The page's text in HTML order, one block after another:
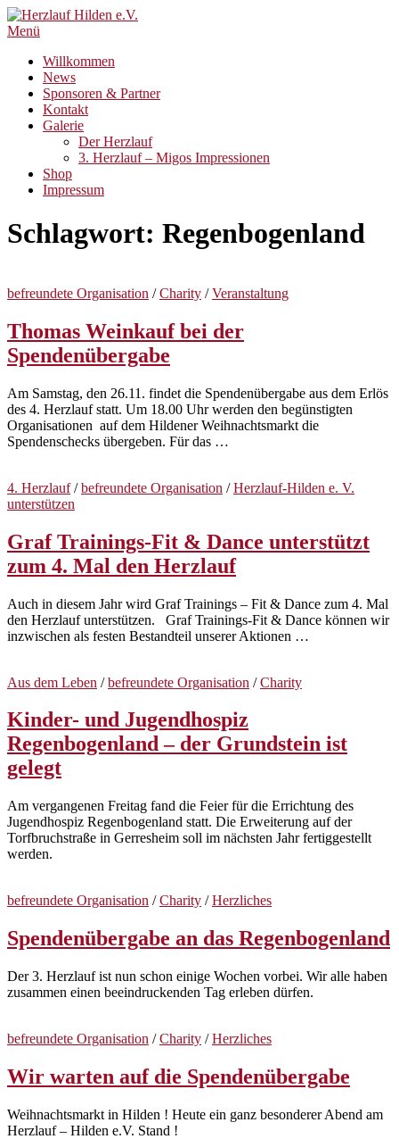
Zum
Inhalt
Menü
Willkommen
News
Sponsoren & Partner
Kontakt
Galerie
Der Herzlauf
3. Herzlauf – Migos Impressionen
Shop
Impressum
Schlagwort: Regenbogenland
befreundete Organisation /Charity /Veranstaltung
Thomas Weinkauf bei der
Spendenübergabe
Am Samstag, den 26.11. findet die Spendenübergabe aus dem Erlös
des 4. Herzlauf statt. Um 18.00 Uhr werden den begünstigten
Organisationen auf dem Hildener Weihnachtsmarkt die
Spendenschecks übergeben. Für das …
4. Herzlauf/befreundete Organisation /Herzlauf-Hilden e. V.
unterstützen
Graf Trainings-Fit & Dance unterstützt
zum 4. Mal den Herzlauf
Auch in diesem Jahr wird Graf Trainings – Fit & Dance zum 4. Mal
den Herzlauf unterstützen. Graf Trainings-Fit & Dance können wir
inzwischen als festen Bestandteil unserer Aktionen …
Aus dem Leben /befreundete Organisation /Charity
Kinder- und Jugendhospiz
Regenbogenland – der Grundstein ist
gelegt
Am vergangenen Freitag fand die Feier für die Errichtung des
Jugendhospiz Regenbogenland statt. Die Erweiterung auf der
Torfbruchstraße in Gerresheim soll im nächsten Jahr fertiggestellt
werden.
befreundete Organisation /Charity /Herzliches
Spendenübergabe an das Regenbogenland
Der 3. Herzlauf ist nun schon einige Wochen vorbei. Wir alle haben
zusammen einen beeindruckenden Tag erleben dürfen.
befreundete Organisation /Charity /Herzliches
Wir warten auf die Spendenübergabe
Weihnachtsmarkt in Hilden ! Heute ein ganz besonderer Abend am
Herzlauf – Hilden e.V. Stand !